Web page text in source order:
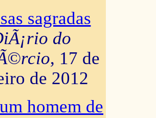
sagradas
do
, 17 de
de 2012
homem de